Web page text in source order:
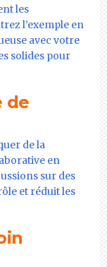
les
l’exemple en
avec votre
solides pour
de
de la
en
sur des
et réduit les